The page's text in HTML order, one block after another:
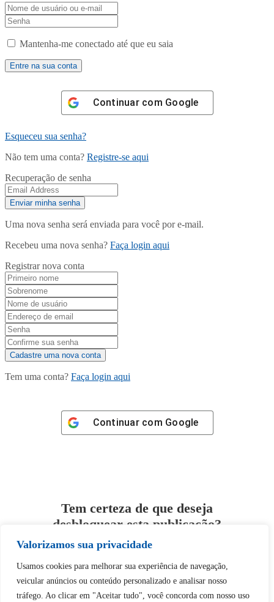
Valorizamos sua privacidade
Usamos cookies para melhorar sua experiência de navegação,
veicular anúncios ou conteúdo personalizado e analisar nosso
tráfego. Ao clicar em "Aceitar tudo", você concorda com nosso uso
Mantenha-me conectado até que eu saia
Continuar com Google
Esqueceu sua senha?
Não tem uma conta? Registre-se aqui
Recuperação de senha
Uma nova senha será enviada para você por e-mail.
Recebeu uma nova senha? Faça login aqui
Registrar nova conta
Tem uma conta? Faça login aqui
Continuar com Google
Tem certeza de que deseja
desbloquear esta publicação?
Sim Não